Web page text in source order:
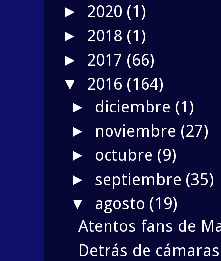
► 2020 (1)
► 2018 (1)
► 2017 (66)
▼ 2016 (164)
► diciembre (1)
► noviembre (27)
► octubre (9)
► septiembre (35)
▼ agosto (19)
Atentos fans de
Detrás de